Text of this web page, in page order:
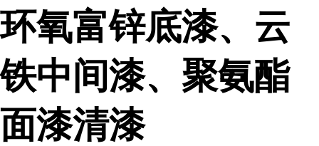
环氧富锌底漆、云
铁中间漆、聚氨酯
面漆清漆